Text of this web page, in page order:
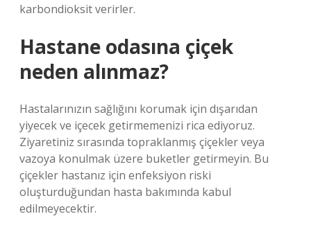
karbondioksit verirler.
Hastane odasına çiçek
neden alınmaz?
Hastalarınızın sağlığını korumak için dışarıdan
yiyecek ve içecek getirmemenizi rica ediyoruz.
Ziyaretiniz sırasında topraklanmış çiçekler veya
vazoya konulmak üzere buketler getirmeyin. Bu
çiçekler hastanız için enfeksiyon riski
oluşturduğundan hasta bakımında kabul
edilmeyecektir.